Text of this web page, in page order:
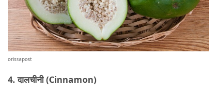
orissapost
4. दालचीनी (Cinnamon)